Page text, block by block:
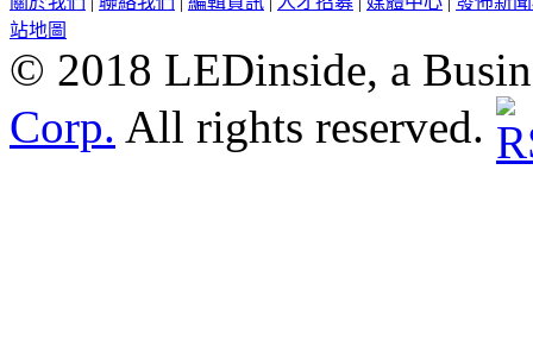
站地圖
© 2018 LEDinside, a
Corp. All rights reserved.